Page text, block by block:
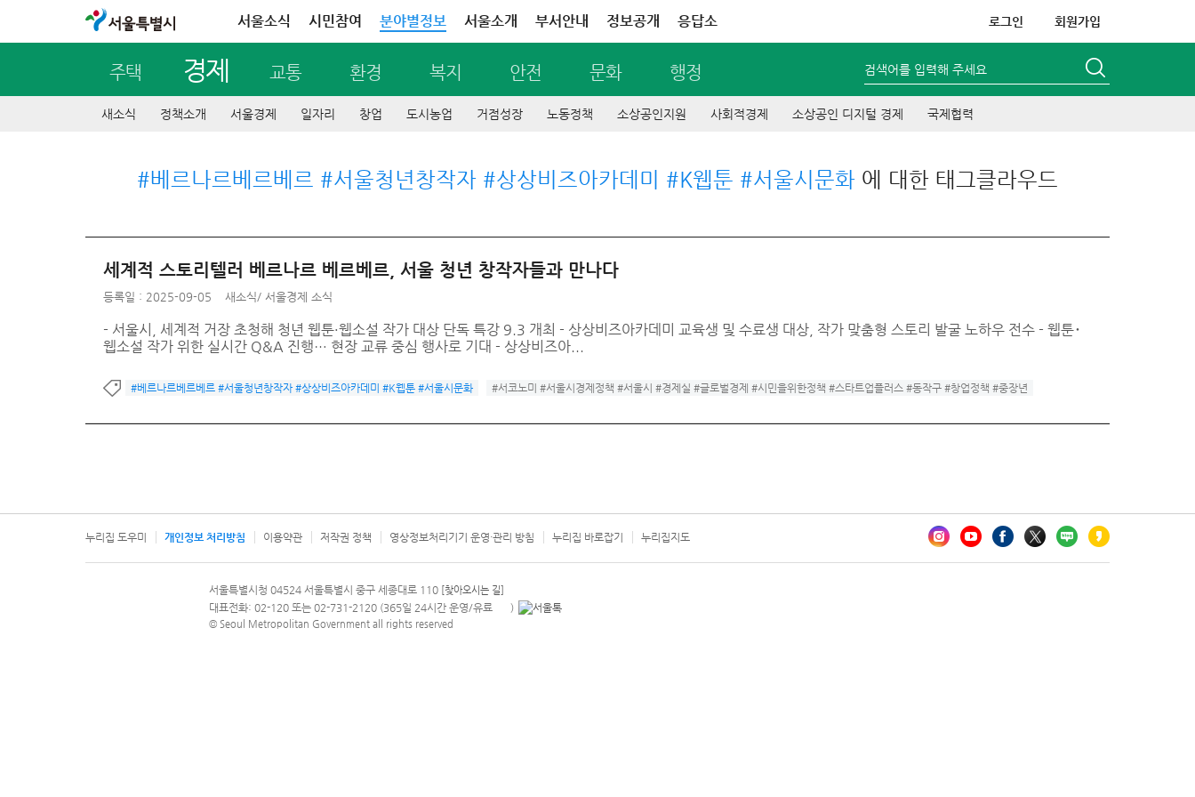
서울특별시 서울소식 시민참여 분야별정보 서울소개 부서안내 정보공개 응답소 로그인 회원가입
주택 경제 교통 환경 복지 안전 문화 행정 검색어를 입력해 주세요
새소식 정책소개 서울경제 일자리 창업 도시농업 거점성장 노동정책 소상공인지원 사회적경제 소상공인 디지털 경제 국제협력
#베르나르베르베르 #서울청년창작자 #상상비즈아카데미 #K웹툰 #서울시문화 에 대한 태그클라우드
세계적 스토리텔러 베르나르 베르베르, 서울 청년 창작자들과 만나다
등록일 : 2025-09-05 새소식/ 서울경제 소식
- 서울시, 세계적 거장 초청해 청년 웹툰·웹소설 작가 대상 단독 특강 9.3 개최 - 상상비즈아카데미 교육생 및 수료생 대상, 작가 맞춤형 스토리 발굴 노하우 전수 - 웹툰･
웹소설 작가 위한 실시간 Q&A 진행… 현장 교류 중심 행사로 기대 - 상상비즈아...
#베르나르베르베르 #서울청년창작자 #상상비즈아카데미 #K웹툰 #서울시문화 #서코노미 #서울시경제정책 #서울시 #경제실 #글로벌경제 #시민을위한정책 #스타트업플러스 #동작구 #창업정책 #중장년
누리집 도우미 개인정보 처리방침 이용약관 저작권 정책 영상정보처리기기 운영·관리 방침 누리집 바로잡기 누리집지도
문의 전화번호 120, 120 다산콜재단
서울특별시청 04524 서울특별시 중구 세종대로 110 [찾아오시는 길]
대표전화: 02-120 또는 02-731-2120 (365일 24시간 운영/유료 안내팝업 열기
)
© Seoul Metropolitan Government all rights reserved